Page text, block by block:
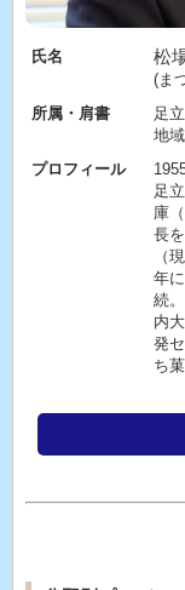
氏名 松
(ま
所属・肩書
足
地
プロフィール
足
庫
長
（
年
続
内
発
ち